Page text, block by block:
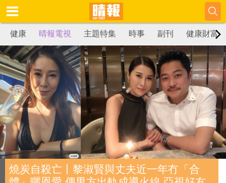
健康 晴報電視 主題特集 時事 副刊 健康財富
燒炭自殺亡丨黎淑賢與丈夫近一年冇「合